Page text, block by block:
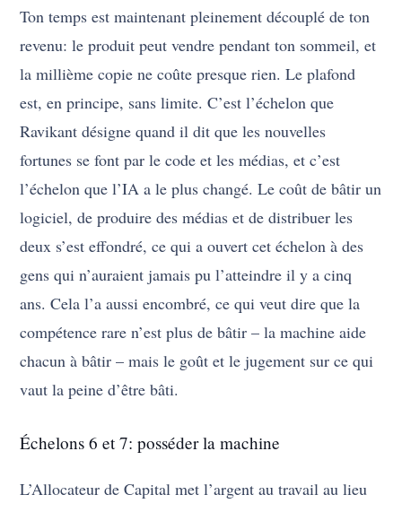
Ton temps est maintenant pleinement découplé de ton
revenu: le produit peut vendre pendant ton sommeil, et
la millième copie ne coûte presque rien. Le plafond
est, en principe, sans limite. C’est l’échelon que
Ravikant désigne quand il dit que les nouvelles
fortunes se font par le code et les médias, et c’est
l’échelon que l’IA a le plus changé. Le coût de bâtir un
logiciel, de produire des médias et de distribuer les
deux s’est effondré, ce qui a ouvert cet échelon à des
gens qui n’auraient jamais pu l’atteindre il y a cinq
ans. Cela l’a aussi encombré, ce qui veut dire que la
compétence rare n’est plus de bâtir – la machine aide
chacun à bâtir – mais le goût et le jugement sur ce qui
vaut la peine d’être bâti.
Échelons 6 et 7: posséder la machine
L’Allocateur de Capital met l’argent au travail au lieu